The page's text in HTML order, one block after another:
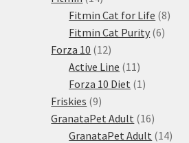
produktů
Fitmin Cat for Life 88
Fitmin Cat Purity 66
Forza 10 1212
produktů
Active Line 11 11
produktů
Forza 10 Diet 1 1
Friskies 99
produktů
GranataPet Adult 1616
produktů
GranataPet Adult 1414